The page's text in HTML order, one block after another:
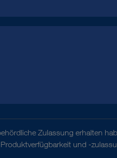
Zulassung erhalten
und -